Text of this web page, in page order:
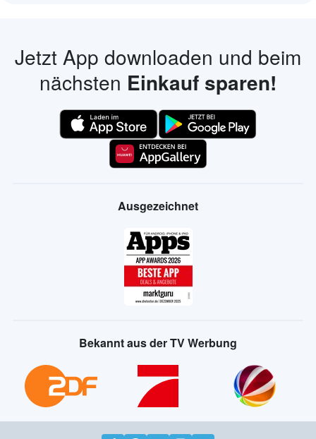
Jetzt App downloaden und beim
nächsten Einkauf sparen!
Ausgezeichnet
Bekannt aus der TV Werbung